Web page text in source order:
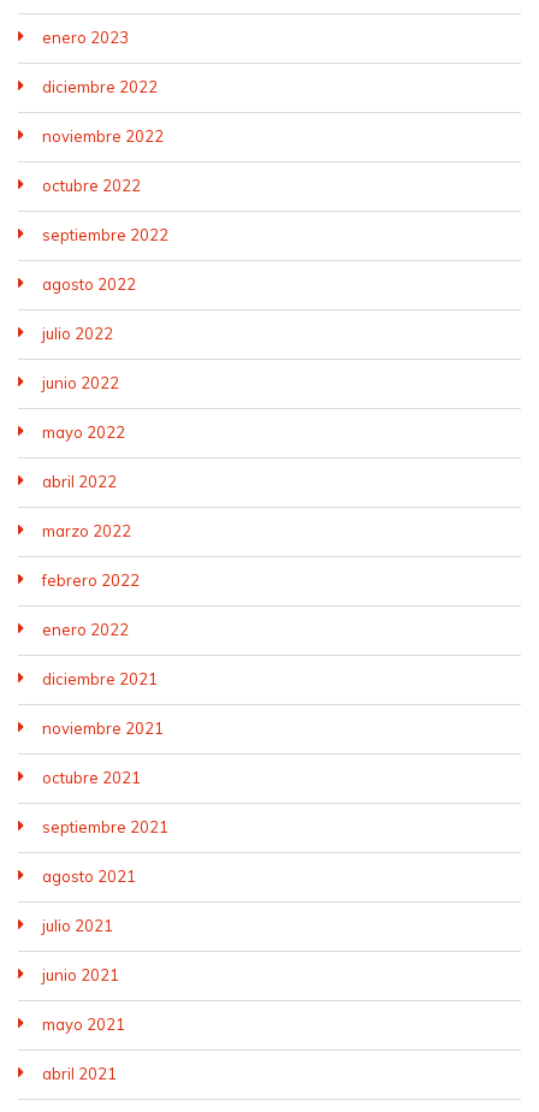
enero 2023
diciembre 2022
noviembre 2022
octubre 2022
septiembre 2022
agosto 2022
julio 2022
junio 2022
mayo 2022
abril 2022
marzo 2022
febrero 2022
enero 2022
diciembre 2021
noviembre 2021
octubre 2021
septiembre 2021
agosto 2021
julio 2021
junio 2021
mayo 2021
abril 2021